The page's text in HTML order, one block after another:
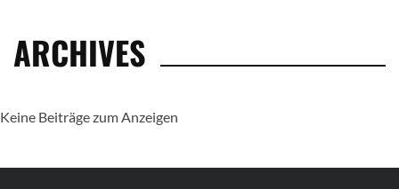
ARCHIVES
Keine Beiträge zum Anzeigen